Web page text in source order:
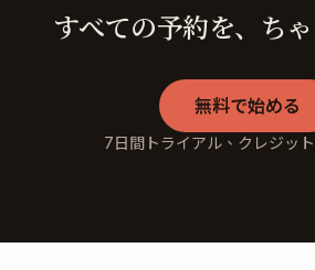
すべての予約を、ち
無料で始める
7日間トライアル、クレジッ